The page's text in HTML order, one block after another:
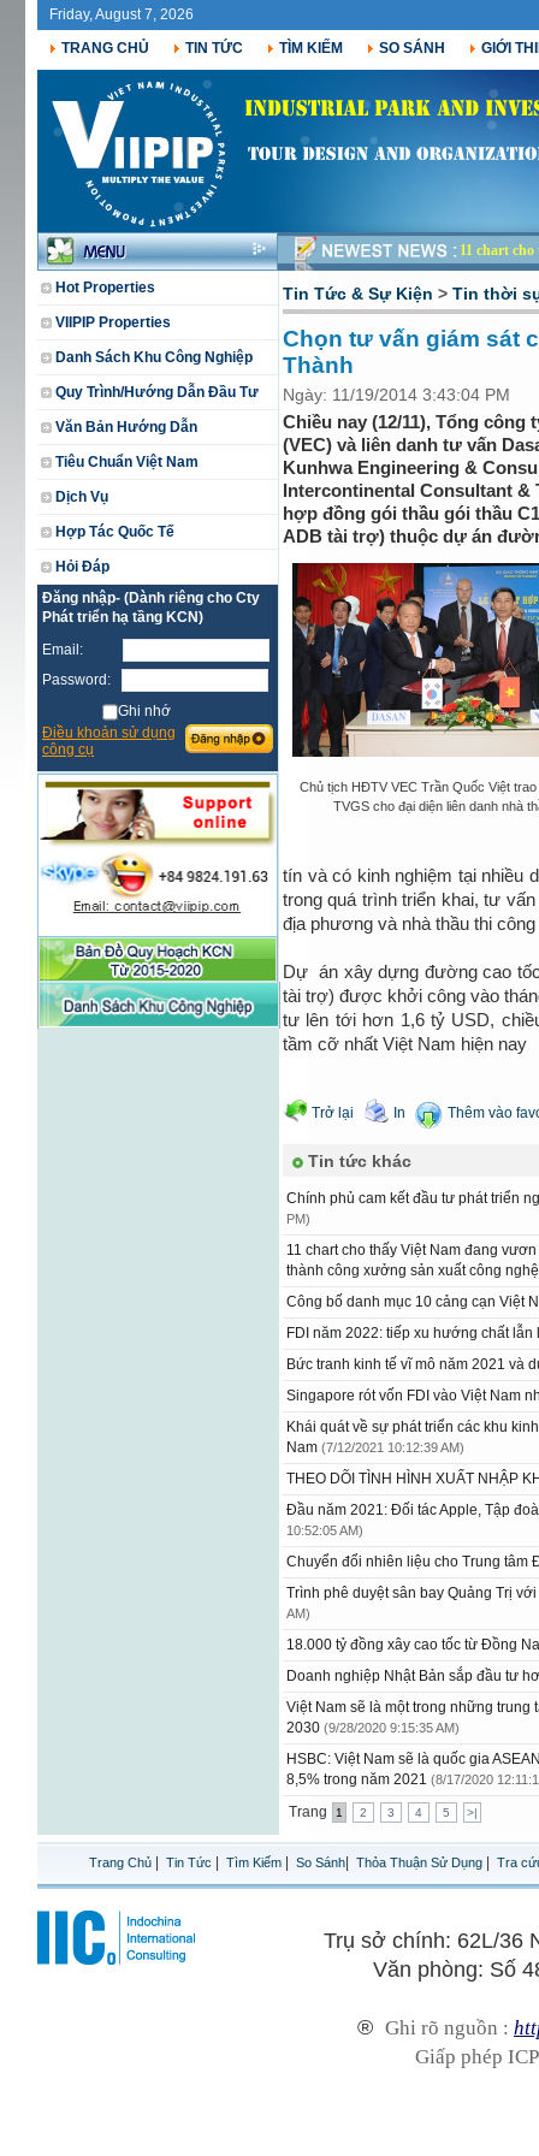
Friday, August 7, 2026
TRANG CHỦ
TIN TỨC TÌM KIẾM SO SÁNH GIỚI
Hot Properties
VIIPIP Properties
Danh Sách Khu Công Nghiệp
Quy Trình/Hướng Dẫn Đầu Tư
Văn Bản Hướng Dẫn
Tiêu Chuẩn Việt Nam
Dịch Vụ
Hợp Tác Quốc Tế
Hỏi Đáp
Đăng nhập- (Dành riêng cho Cty
Phát triển hạ tầng KCN)
Email:
Password:
Ghi nhớ
Điều khoản sử dụng
công cụ
11 chart
Tin Tức & Sự Kiện > Tin thời
Chọn tư vấn giám sát
Thành
Ngày: 11/19/2014 3:43:04 PM
Chiều nay (12/11), Tổng
(VEC) và liên danh tư vấn
Kunhwa Engineering &
Intercontinental Consultant
hợp đồng gói thầu gói thầu
ADB tài trợ) thuộc dự án
Chủ tịch HĐTV VEC Trần Quốc Việt trao
TVGS cho đại diện liên danh nhà
tín và có kinh nghiệm tại nhiều
trong quá trình triển khai, tư
địa phương và nhà thầu thi
Dự án xây dựng đường cao
tài trợ) được khởi công vào
tư lên tới hơn 1,6 tỷ USD,
tầm cỡ nhất Việt Nam hiện nay
Trở lại In Thêm vào
Tin tức khác
Chính phủ cam kết đầu tư phát triển
PM)
11 chart cho thấy Việt Nam đang
thành công xưởng sản xuất công
Công bố danh mục 10 cảng cạn Việt
FDI năm 2022: tiếp xu hướng chất
Bức tranh kinh tế vĩ mô năm 2021 và
Singapore rót vốn FDI vào Việt Nam
Khái quát về sự phát triển các khu
Nam (7/12/2021 10:12:39 AM)
THEO DÕI TÌNH HÌNH XUẤT NHẬP
Đầu năm 2021: Đối tác Apple, Tập
10:52:05 AM)
Chuyển đổi nhiên liệu cho Trung
Trình phê duyệt sân bay Quảng Trị
AM)
18.000 tỷ đồng xây cao tốc từ Đồng
Doanh nghiệp Nhật Bản sắp đầu tư
Việt Nam sẽ là một trong những trung
2030 (9/28/2020 9:15:35 AM)
HSBC: Việt Nam sẽ là quốc gia
8,5% trong năm 2021 (8/17/2020
Trang 1 2 3 4 5 >|
Trang Chủ Tin Tức Tìm Kiếm So Sánh Thỏa Thuận Sử Dụng Tra
Trụ sở chính: 62L/36
Văn phòng: Số
® Ghi rõ nguồn :
Giấp phép